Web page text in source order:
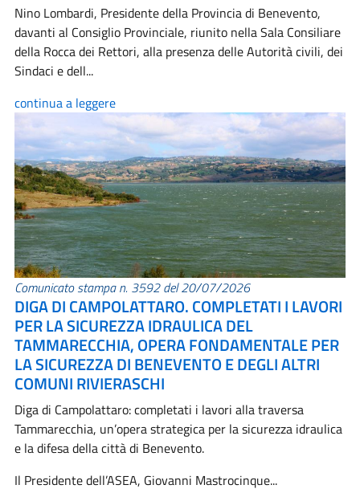
Nino Lombardi, Presidente della Provincia di Benevento,
davanti al Consiglio Provinciale, riunito nella Sala Consiliare
della Rocca dei Rettori, alla presenza delle Autorità civili, dei
Sindaci e dell...
continua a leggere
Comunicato stampa n. 3592 del 20/07/2026
DIGA DI CAMPOLATTARO. COMPLETATI I LAVORI
PER LA SICUREZZA IDRAULICA DEL
TAMMARECCHIA, OPERA FONDAMENTALE PER
LA SICUREZZA DI BENEVENTO E DEGLI ALTRI
COMUNI RIVIERASCHI
Diga di Campolattaro: completati i lavori alla traversa
Tammarecchia, un’opera strategica per la sicurezza idraulica
e la difesa della città di Benevento.
Il Presidente dell’ASEA, Giovanni Mastrocinque...